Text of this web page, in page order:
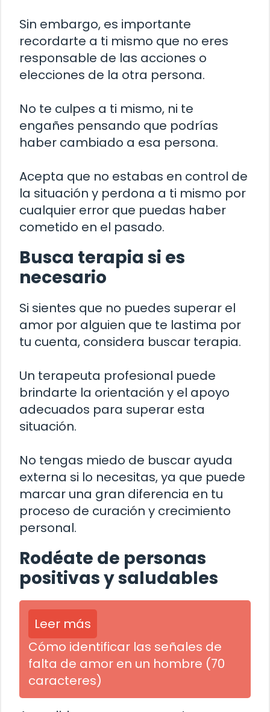
Sin embargo, es importante
recordarte a ti mismo que no eres
responsable de las acciones o
elecciones de la otra persona.
No te culpes a ti mismo, ni te
engañes pensando que podrías
haber cambiado a esa persona.
Acepta que no estabas en control de
la situación y perdona a ti mismo por
cualquier error que puedas haber
cometido en el pasado.
Busca terapia si es
necesario
Si sientes que no puedes superar el
amor por alguien que te lastima por
tu cuenta, considera buscar terapia.
Un terapeuta profesional puede
brindarte la orientación y el apoyo
adecuados para superar esta
situación.
No tengas miedo de buscar ayuda
externa si lo necesitas, ya que puede
marcar una gran diferencia en tu
proceso de curación y crecimiento
personal.
Rodéate de personas
positivas y saludables
Leer más
Cómo identificar las señales de
falta de amor en un hombre (70
caracteres)